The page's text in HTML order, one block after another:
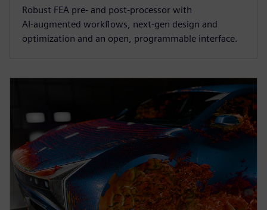
Robust FEA pre‑ and post‑processor with
AI‑augmented workflows, next‑gen design and
optimization and an open, programmable interface.